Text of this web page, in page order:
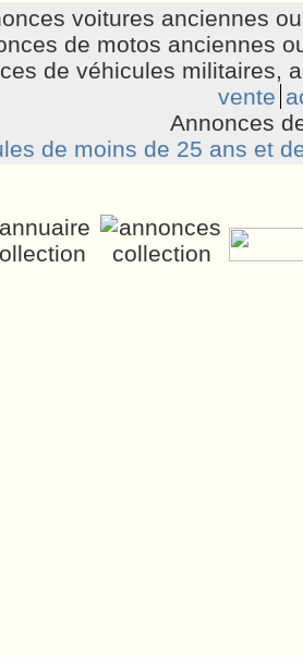
voitures anciennes
de motos anciennes
de véhicules militaires,
vente
Annonces
de moins de 25 ans et